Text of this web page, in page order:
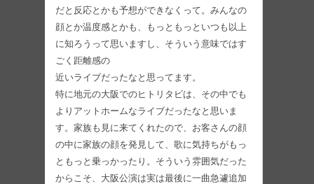
だと反応とかも予想ができなくって。みんなの
顔とか温度感とかも、もっともっといつも以上
に知ろうって思いますし、そういう意味ではす
ごく距離感の
近いライブだったなと思ってます。
特に地元の大阪でのヒトリタビは、その中でも
よりアットホームなライブだったなと思いま
す。家族も見に来てくれたので、お客さんの顔
の中に家族の顔を発見して、歌に気持ちがもっ
ともっと乗っかったり。そういう雰囲気だった
からこそ、大阪公演は実は最後に一曲急遽追加